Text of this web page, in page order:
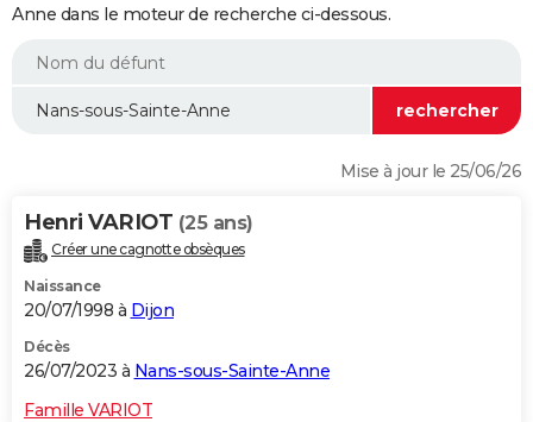
Mobiles
Meilleur smartphone
Internet
Ordinateurs
Jeux vidéo
Guide high-tech
+
BRICOLAGE
Forum
Aménagement intérieur
Extérieur
Cuisine
Salle de bains
Jardinage
Rangement
WEEK-END
Guides de France
Escapades
Patrimoine
Expositions
Musées
Week-end nature
LIFESTYLE
Alimentation
Guide de la santé
Maladies
Médicaments
Sommeil
VOYAGE
Destinations
City break
Voyage nature
Voyage de noces
Forum
Climat
+PHOTO
GUIDES D'ACHAT
BONS PLANS
CARTE DE VOEUX
Anne dans le moteur de recherche ci-dessous.
Mise à jour le 25/06/26
Henri VARIOT (25 ans)
Créer une cagnotte obsèques
Naissance
20/07/1998 à Dijon
Décès
26/07/2023 à Nans-sous-Sainte-Anne
Famille VARIOT